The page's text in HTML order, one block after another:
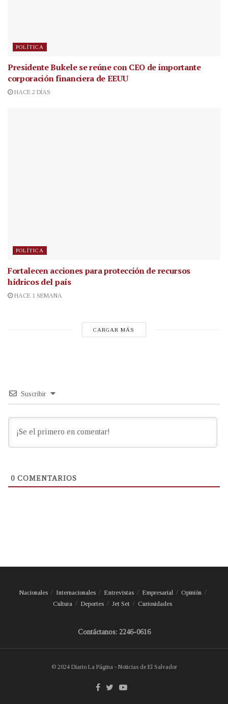
POLÍTICA
Presidente Bukele se reúne con CEO de importante
corporación financiera de EEUU
HACE 2 DÍAS
POLÍTICA
Fortalecen acciones para protección de recursos
hídricos del país
HACE 1 SEMANA
CARGAR MÁS
Suscribir
0 COMENTARIOS
Nacionales Internacionales Entrevistas Empresarial
Opinión
Cultura
Deportes Jet Set Curiosidades
Contáctanos: 2246-0616
© 2024 Diario La Página - Noticias de El Salvador